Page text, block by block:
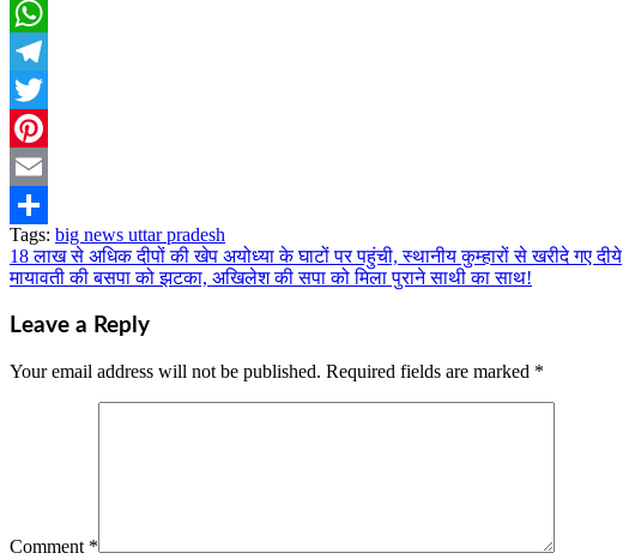
Facebook
WhatsApp
Telegram
Twitter
Pinterest
Email
Share
Tags: big news uttar pradesh
Post
navigation
18 लाख से अधिक दीपों की खेप अयोध्या के घाटों पर पहुंची, स्थानीय कुम्हारों से खरीदे गए दीये
मायावती की बसपा को झटका, अखिलेश की सपा को मिला पुराने साथी का साथ!
Leave a Reply
Your email address will not be published. Required fields are marked *
Comment *